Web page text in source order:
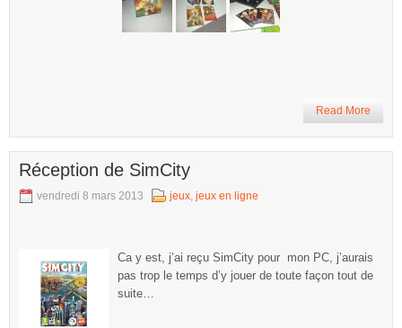
Read More
Réception de SimCity
vendredi 8 mars 2013 jeux, jeux en ligne
Ca y est, j’ai reçu SimCity pour mon PC, j’aurais
pas trop le temps d’y jouer de toute façon tout de
suite…